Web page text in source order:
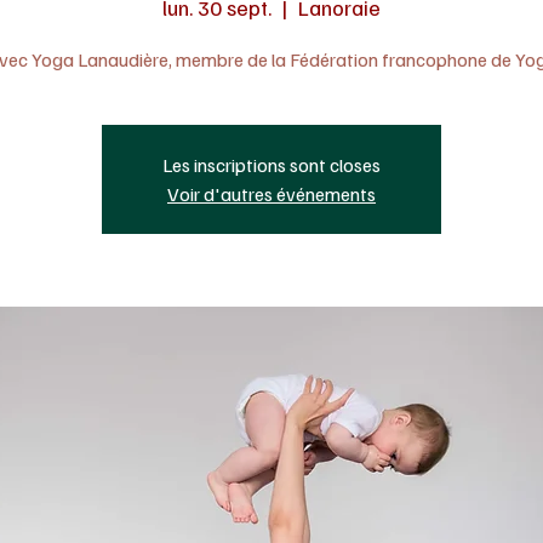
lun. 30 sept.
  |
Lanoraie
Yoga Lanaudière, membre de la Fédération francophone de
Les inscriptions sont closes
Voir d'autres événements